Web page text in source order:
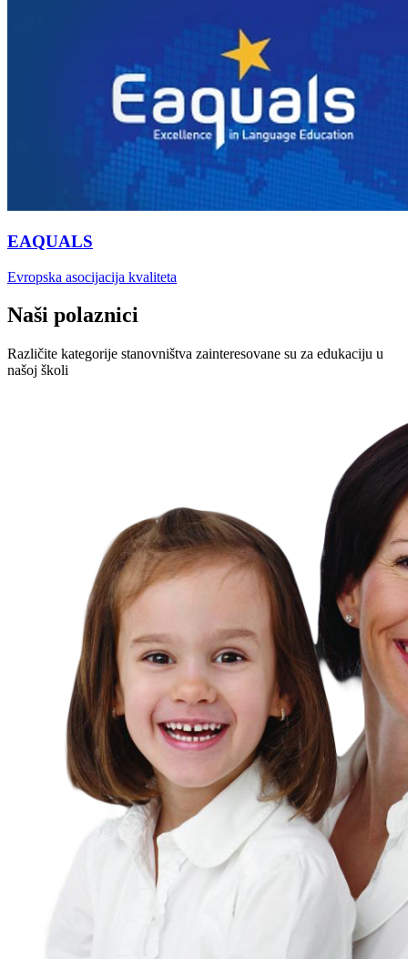
EAQUALS
Evropska asocijacija kvaliteta
Naši polaznici
Različite kategorije stanovništva zainteresovane su za edukaciju u
našoj školi